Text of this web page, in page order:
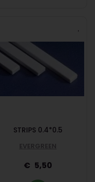
STRIPS 0.4*0.5
EVERGREEN
5,50